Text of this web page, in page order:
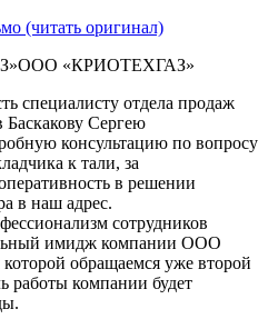
(читать оригинал)
ООО «КРИОТЕХГАЗ»
специалисту отдела продаж
Сергею
консультацию по вопросу
к тали, за
в решении
в наш адрес.
сотрудников
имидж компании ООО
обращаемся уже второй
работы компании будет